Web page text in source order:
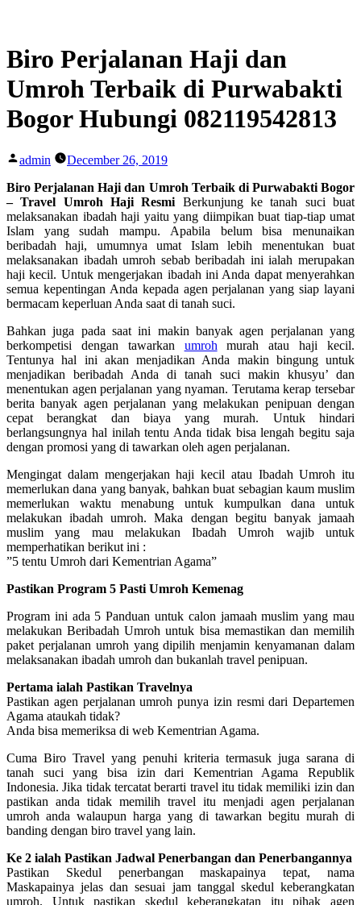
content
Biro Perjalanan Haji dan
Umroh Terbaik di Purwabakti
Bogor Hubungi 082119542813
Posted
admin
December 26, 2019
Biro Perjalanan Haji dan Umroh Terbaik di Purwabakti Bogor
– Travel Umroh Haji Resmi Berkunjung ke tanah suci buat
melaksanakan ibadah haji yaitu yang diimpikan buat tiap-tiap umat
Islam yang sudah mampu. Apabila belum bisa menunaikan
beribadah haji, umumnya umat Islam lebih menentukan buat
melaksanakan ibadah umroh sebab beribadah ini ialah merupakan
haji kecil. Untuk mengerjakan ibadah ini Anda dapat menyerahkan
semua kepentingan Anda kepada agen perjalanan yang siap layani
bermacam keperluan Anda saat di tanah suci.
Bahkan juga pada saat ini makin banyak agen perjalanan yang
berkompetisi dengan tawarkan umroh murah atau haji kecil.
Tentunya hal ini akan menjadikan Anda makin bingung untuk
menjadikan beribadah Anda di tanah suci makin khusyu’ dan
menentukan agen perjalanan yang nyaman. Terutama kerap tersebar
berita banyak agen perjalanan yang melakukan penipuan dengan
cepat berangkat dan biaya yang murah. Untuk hindari
berlangsungnya hal inilah tentu Anda tidak bisa lengah begitu saja
dengan promosi yang di tawarkan oleh agen perjalanan.
Mengingat dalam mengerjakan haji kecil atau Ibadah Umroh itu
memerlukan dana yang banyak, bahkan buat sebagian kaum muslim
memerlukan waktu menabung untuk kumpulkan dana untuk
melakukan ibadah umroh. Maka dengan begitu banyak jamaah
muslim yang mau melakukan Ibadah Umroh wajib untuk
memperhatikan berikut ini :
”5 tentu Umroh dari Kementrian Agama”
Pastikan Program 5 Pasti Umroh Kemenag
Program ini ada 5 Panduan untuk calon jamaah muslim yang mau
melakukan Beribadah Umroh untuk bisa memastikan dan memilih
paket perjalanan umroh yang dipilih menjamin kenyamanan dalam
melaksanakan ibadah umroh dan bukanlah travel penipuan.
Pertama ialah Pastikan Travelnya
Pastikan agen perjalanan umroh punya izin resmi dari Departemen
Agama ataukah tidak?
Anda bisa memeriksa di web Kementrian Agama.
Cuma Biro Travel yang penuhi kriteria termasuk juga sarana di
tanah suci yang bisa izin dari Kementrian Agama Republik
Indonesia. Jika tidak tercatat berarti travel itu tidak memiliki izin dan
pastikan anda tidak memilih travel itu menjadi agen perjalanan
umroh anda walaupun harga yang di tawarkan begitu murah di
banding dengan biro travel yang lain.
Ke 2 ialah Pastikan Jadwal Penerbangan dan Penerbangannya
Pastikan Skedul penerbangan maskapainya tepat, nama
Maskapainya jelas dan sesuai jam tanggal skedul keberangkatan
umroh. Untuk pastikan skedul keberangkatan itu pihak agen